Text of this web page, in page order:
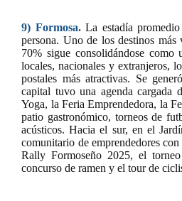
9) Formosa. La estadía
persona. Uno de los destinos
70% sigue consolidándose como
locales, nacionales y extranjeros,
postales más atractivas. Se
capital tuvo una agenda cargada
Yoga, la Feria Emprendedora, la
patio gastronómico, torneos de
acústicos. Hacia el sur, en el
comunitario de emprendedores
Rally Formoseño 2025, el
concurso de ramen y el tour de